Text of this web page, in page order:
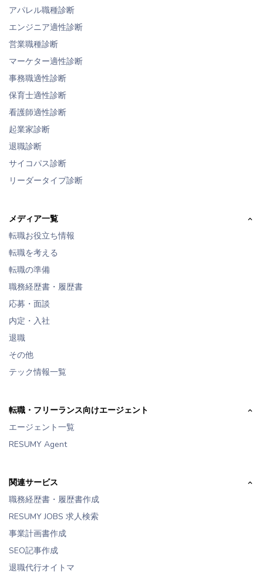
アパレル職種診断
エンジニア適性診断
営業職種診断
マーケター適性診断
事務職適性診断
保育士適性診断
看護師適性診断
起業家診断
退職診断
サイコパス診断
リーダータイプ診断
メディア一覧
転職お役立ち情報
転職を考える
転職の準備
職務経歴書・履歴書
応募・面談
内定・入社
退職
その他
テック情報一覧
転職・フリーランス向けエージェント
エージェント一覧
RESUMY Agent
関連サービス
職務経歴書・履歴書作成
RESUMY JOBS 求人検索
事業計画書作成
SEO記事作成
退職代行オイトマ